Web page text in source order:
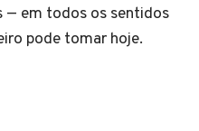
— em todos os sentidos
pode tomar hoje.